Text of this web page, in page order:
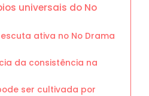
universais do No
ativa no No Drama
da consistência na
ser cultivada por